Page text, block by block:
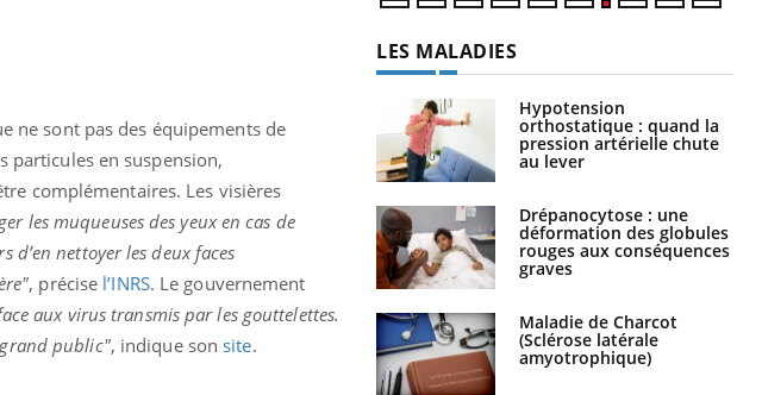
ne sont pas des équipements de
particules en suspension,
complémentaires. Les visières
les muqueuses des yeux en cas de
nettoyer les deux faces
, précise l’INRS. Le gouvernement
aux virus transmis par les gouttelettes.
grand public", indique sonsite.
LES MALADIES
Hypotension
orthostatique : quand la
pression artérielle chute
au lever
Drépanocytose : une
déformation des globules
rouges aux conséquences
graves
Maladie de Charcot
(Sclérose latérale
amyotrophique)